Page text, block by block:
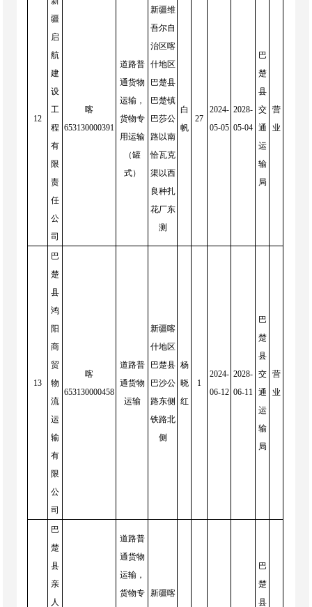
12
疆
启
航
建
设
工
程
有
限
责
任
公
司
喀
653130000391
道路普
通货物
运输，
货物专
用运输
（罐
式）
新疆维
吾尔自
治区喀
什地区
巴楚县
巴楚镇
巴莎公
路以南
恰瓦克
渠以西
良种扎
花厂东
测
白
帆
27
2024-
05-05
2028-
05-04
巴
楚
县
交
通
运
输
局
营
业
13
巴
楚
县
鸿
阳
商
贸
物
流
运
输
有
限
公
司
喀
653130000458
道路普
通货物
运输
新疆喀
什地区
巴楚县
巴沙公
路东侧
铁路北
侧
杨
晓
红
1
2024-
06-12
2028-
06-11
巴
楚
县
交
通
运
输
局
营
业
巴
楚
县
亲
人
道路普
通货物
运输，
货物专 新疆喀
巴
楚
县